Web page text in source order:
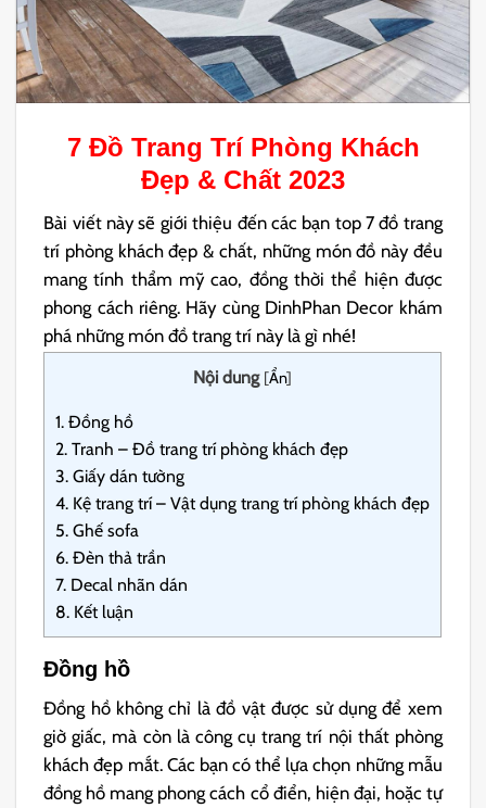
7 Đồ Trang Trí Phòng Khách
Đẹp & Chất 2023
Bài viết này sẽ giới thiệu đến các bạn top 7 đồ trang
trí phòng khách đẹp & chất, những món đồ này đều
mang tính thẩm mỹ cao, đồng thời thể hiện được
phong cách riêng. Hãy cùng DinhPhan Decor khám
phá những món đồ trang trí này là gì nhé!
Nội dung [Ẩn]
1. Đồng hồ
2. Tranh – Đồ trang trí phòng khách đẹp
3. Giấy dán tường
4. Kệ trang trí – Vật dụng trang trí phòng khách đẹp
5. Ghế sofa
6. Đèn thả trần
7. Decal nhãn dán
8. Kết luận
Đồng hồ
Đồng hồ không chỉ là đồ vật được sử dụng để xem
giờ giấc, mà còn là công cụ trang trí nội thất phòng
khách đẹp mắt. Các bạn có thể lựa chọn những mẫu
đồng hồ mang phong cách cổ điển, hiện đại, hoặc tự